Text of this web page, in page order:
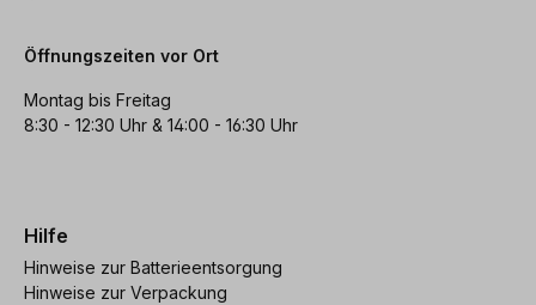
Öffnungszeiten vor Ort
Montag bis Freitag
8:30 - 12:30 Uhr & 14:00 - 16:30 Uhr
Hilfe
Hinweise zur Batterieentsorgung
Hinweise zur Verpackung